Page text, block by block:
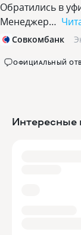
Обратились в
Менеджер…
Совкомбанк
ОФИЦИАЛЬНЫЙ